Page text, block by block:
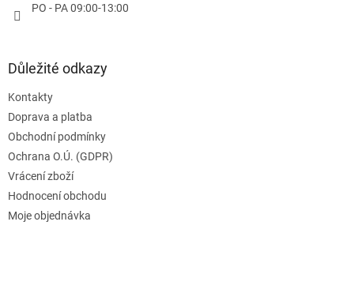
PO - PA 09:00-13:00
Důležité odkazy
Kontakty
Doprava a platba
Obchodní podmínky
Ochrana O.Ú. (GDPR)
Vrácení zboží
Hodnocení obchodu
Moje objednávka